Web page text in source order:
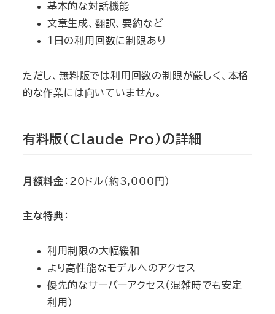
基本的な対話機能
文章生成、翻訳、要約など
1日の利用回数に制限あり
ただし、無料版では利用回数の制限が厳しく、本格
的な作業には向いていません。
有料版（Claude Pro）の詳細
月額料金 ：20ドル（約3,000円）
主な特典 ：
利用制限の大幅緩和
より高性能なモデルへのアクセス
優先的なサーバーアクセス（混雑時でも安定
利用）